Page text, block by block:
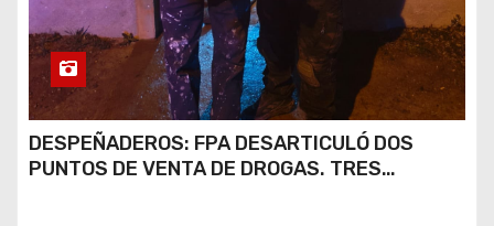
DESPEÑADEROS: FPA DESARTICULÓ DOS
PUNTOS DE VENTA DE DROGAS. TRES